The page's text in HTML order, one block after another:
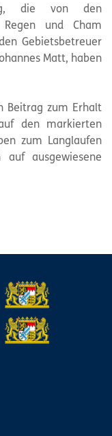
die von den
und Cham
Gebietsbetreuer
Matt, haben
Beitrag zum Erhalt
den markierten
zum Langlaufen
auf ausgewiesene